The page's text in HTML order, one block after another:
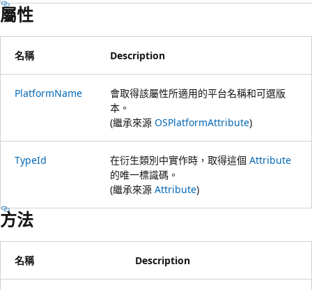
屬性
名稱 Description
PlatformName
會取得該屬性所適用的平台名稱和可選版
本。
(繼承來源 OSPlatformAttribute)
TypeId 在衍生類別中實作時，取得這個 Attribute
的唯一標識碼。
(繼承來源 Attribute)
方法
名稱 Description